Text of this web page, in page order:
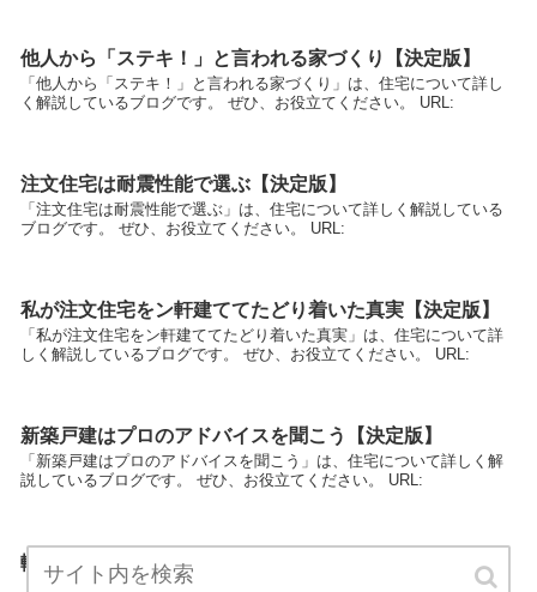
他人から「ステキ！」と言われる家づくり【決定版】
「他人から「ステキ！」と言われる家づくり」は、住宅について詳し
く解説しているブログです。 ぜひ、お役立てください。 URL:
注文住宅は耐震性能で選ぶ【決定版】
「注文住宅は耐震性能で選ぶ」は、住宅について詳しく解説している
ブログです。 ぜひ、お役立てください。 URL:
私が注文住宅をン軒建ててたどり着いた真実【決定版】
「私が注文住宅をン軒建ててたどり着いた真実」は、住宅について詳
しく解説しているブログです。 ぜひ、お役立てください。 URL:
新築戸建はプロのアドバイスを聞こう【決定版】
「新築戸建はプロのアドバイスを聞こう」は、住宅について詳しく解
説しているブログです。 ぜひ、お役立てください。 URL:
輸入住宅で工夫すべきポイント【決定版】
「輸入住宅で工夫すべきポイント」は、住宅について詳しく解説して